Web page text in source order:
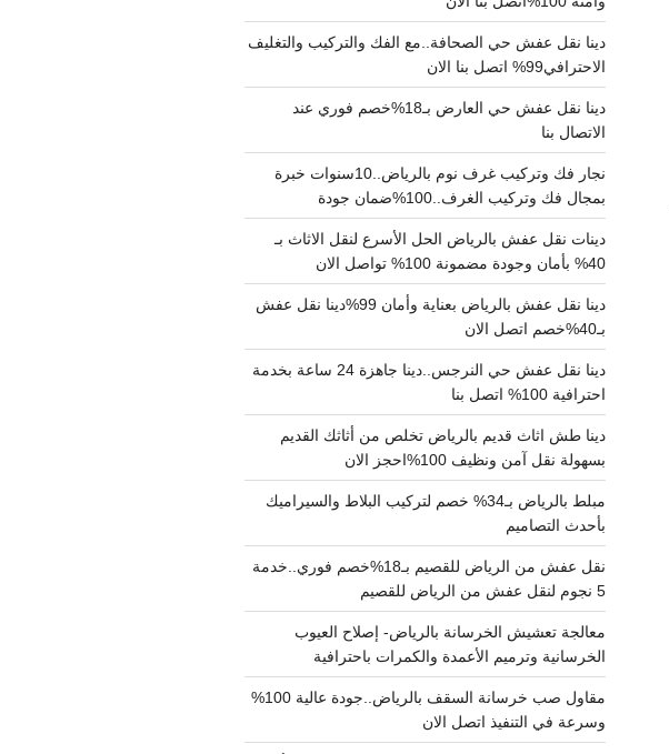
دينا نقل عفش حي الصحافة..مع الفك والتركيب والتغليف
الاحترافي99% اتصل بنا الان
دينا نقل عفش حي العارض بـ18%خصم فوري عند
الاتصال بنا
نجار فك وتركيب غرف نوم بالرياض..10سنوات خبرة
بمجال فك وتركيب الغرف..100%ضمان جودة
دينات نقل عفش بالرياض الحل الأسرع لنقل الاثاث بـ
40% بأمان وجودة مضمونة 100% تواصل الان
دينا نقل عفش بالرياض بعناية وأمان 99%دينا نقل عفش
بـ40%خصم اتصل الان
دينا نقل عفش حي النرجس..دينا جاهزة 24 ساعة بخدمة
احترافية 100% اتصل بنا
دينا طش اثاث قديم بالرياض تخلص من أثاثك القديم
بسهولة نقل آمن ونظيف 100%احجز الان
مبلط بالرياض بـ34% خصم لتركيب البلاط والسيراميك
بأحدث التصاميم
نقل عفش من الرياض للقصيم بـ18%خصم فوري..خدمة
5 نجوم لنقل عفش من الرياض للقصيم
معالجة تعشيش الخرسانة بالرياض- إصلاح العيوب
الخرسانية وترميم الأعمدة والكمرات باحترافية
مقاول صب خرسانة السقف بالرياض..جودة عالية 100%
وسرعة في التنفيذ اتصل الان